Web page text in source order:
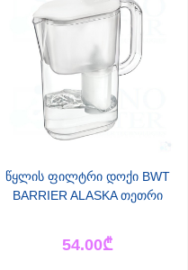
წყლის ფილტრი დოქი BWT
BARRIER ALASKA თეთრი
54.00₾